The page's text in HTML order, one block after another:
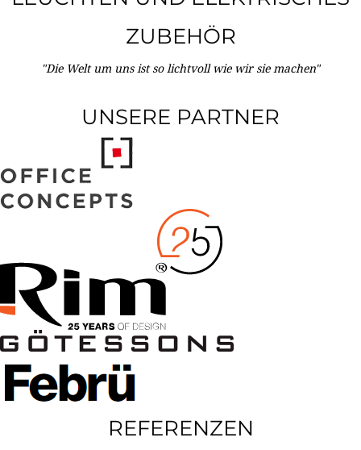
ZUBEHÖR
"Die Welt um uns ist so lichtvoll wie wir sie machen"
UNSERE PARTNER
REFERENZEN